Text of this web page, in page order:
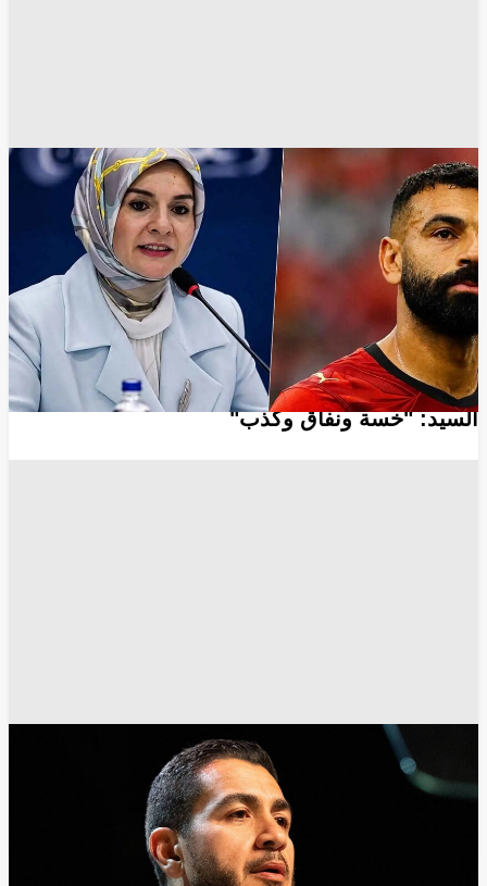
طرابزون سبور محمد صلاح
منصة إكس
مواقع التواصل الإجتماعي
وسائل الاعلام
27395
Save post
Share انسخ الرابط
أخبار العالم العربي
مصر.. هجوم حاد من علماء الأزهر على عبد الرحمن
السيد: "خسة ونفاق وكذب"
أخبار أمريكا أخبار مصر اليوم
مجلس الشيوخ الأمريكي
واشنطن
انسخ الرابط